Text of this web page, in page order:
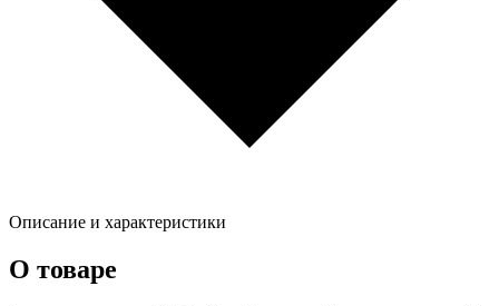
Описание и характеристики
О товаре